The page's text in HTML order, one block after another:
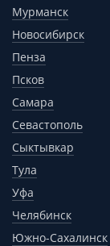
Мурманск
Новосибирск
Пенза
Псков
Самара
Севастополь
Сыктывкар
Тула
Уфа
Челябинск
Южно-Сахалинск